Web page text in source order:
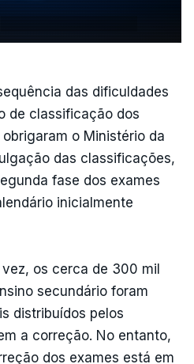
das dificuldades
de classificação dos
o Ministério da
das classificações,
fase dos exames
inicialmente
os cerca de 300 mil
secundário foram
distribuídos pelos
a correção. No entanto,
dos exames está em